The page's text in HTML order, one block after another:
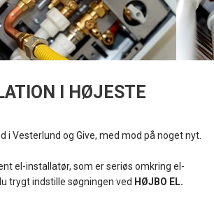
I HØJESTE
i Vesterlund og Give, med mod på noget nyt.
el-installatør, som er seriøs omkring el-
trygt indstille søgningen ved HØJBO EL.